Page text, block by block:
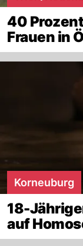
40
Frauen in
Korneuburg
18-
auf